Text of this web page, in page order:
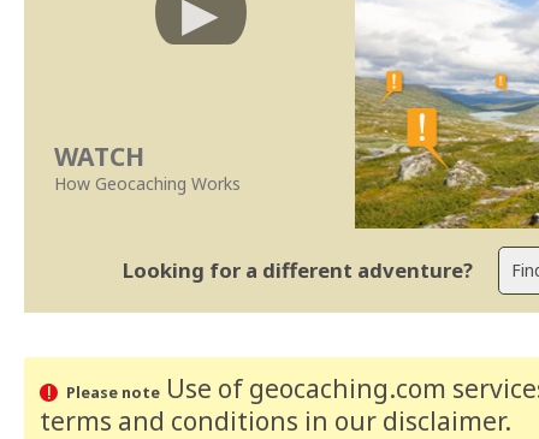
WATCH
How Geocaching Works
Looking for a different adventure?
Please noteUse of geocaching.com
terms and conditions in our disclaimer.